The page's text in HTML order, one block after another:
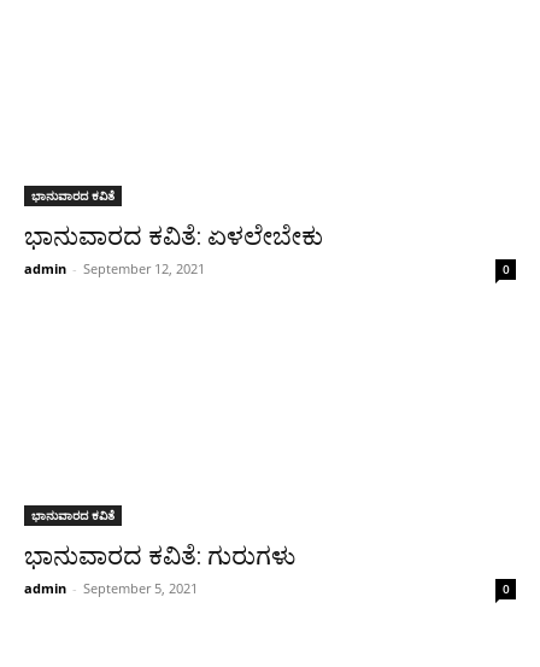
ಭಾನುವಾರದ ಕವಿತೆ
ಭಾನುವಾರದ ಕವಿತೆ: ಏಳಲೇಬೇಕು
admin - September 12, 2021 0
ಭಾನುವಾರದ ಕವಿತೆ
ಭಾನುವಾರದ ಕವಿತೆ: ಗುರುಗಳು
admin - September 5, 2021 0